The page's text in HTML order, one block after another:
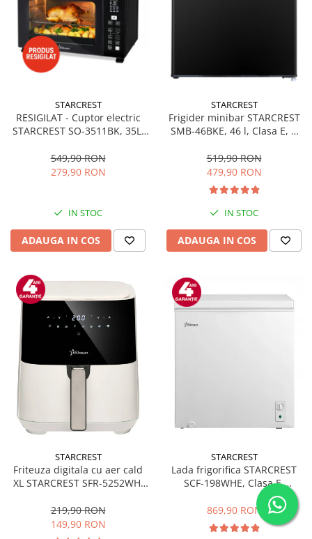
STARCREST
RESIGILAT - Cuptor electric
STARCREST SO-3511BK, 35L,
Programe predefinite,
Interfata digitala, Negru
549,90 RON
279,90 RON
IN STOC
ADAUGA IN COS
STARCREST
Frigider minibar STARCREST
SMB-46BKE, 46 l, Clasa E, H
519,90 RON
479,90 RON
IN STOC
ADAUGA IN COS
STARCREST
Friteuza digitala cu aer cald
XL STARCREST SFR-5252WH,
200 °C, 8 programe
predefinite, Alb
219,90 RON
149,90 RON
STARCREST
Lada frigorifica STARCREST
SCF-198WHE, Clasa E,
Capacitate 198L, Sistem
convertibil - functie frigider,
Termostat reglabil, Alb
869,90 RON